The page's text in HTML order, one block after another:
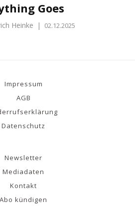
Goes
Heinke | 02.12.2025
Impressum
AGB
Datenschutz
Newsletter
Mediadaten
Kontakt
Abo kündigen